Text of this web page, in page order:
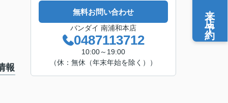
報
無料お問い合わせ
バンダイ 南浦和本店
0487113712
10:00～19:00
（休：無休（年末年始を除く））
来店予約